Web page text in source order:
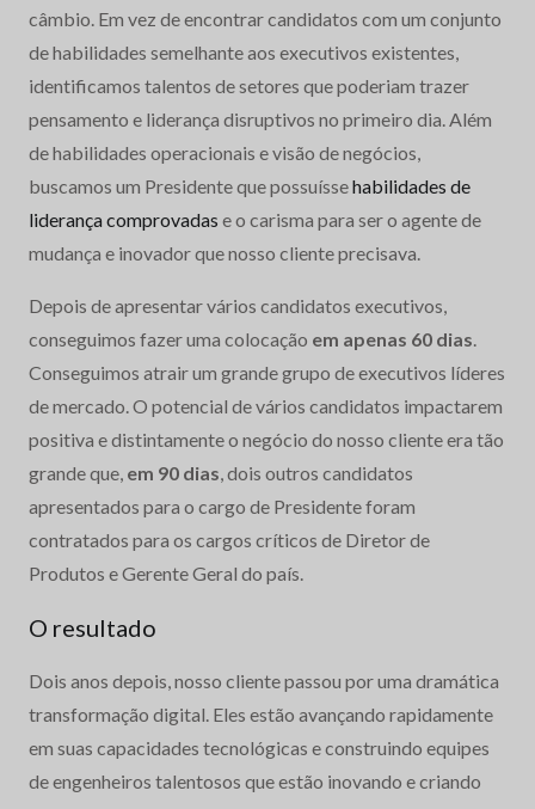
câmbio. Em vez de encontrar candidatos com um conjunto
de habilidades semelhante aos executivos existentes,
identificamos talentos de setores que poderiam trazer
pensamento e liderança disruptivos no primeiro dia. Além
de habilidades operacionais e visão de negócios,
buscamos um Presidente que possuíssehabilidades de
liderança comprovadas e o carisma para ser o agente de
mudança e inovador que nosso cliente precisava.
Depois de apresentar vários candidatos executivos,
conseguimos fazer uma colocação em apenas 60 dias.
Conseguimos atrair um grande grupo de executivos líderes
de mercado. O potencial de vários candidatos impactarem
positiva e distintamente o negócio do nosso cliente era tão
grande que, em 90 dias, dois outros candidatos
apresentados para o cargo de Presidente foram
contratados para os cargos críticos de Diretor de
Produtos e Gerente Geral do país.
O resultado
Dois anos depois, nosso cliente passou por uma dramática
transformação digital. Eles estão avançando rapidamente
em suas capacidades tecnológicas e construindo equipes
de engenheiros talentosos que estão inovando e criando